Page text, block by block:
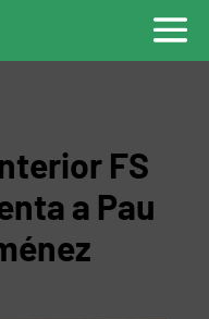
FS
a Pau